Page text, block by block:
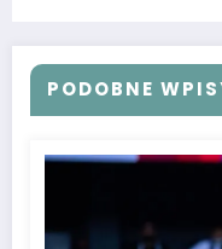
PODOBNE